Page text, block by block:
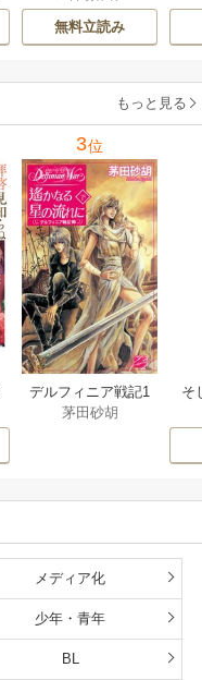
00 1巻
無料立読み
もっと見る
3位
デルフィニア戦記1
茅田砂胡
そ
メディア化
少年・青年
BL